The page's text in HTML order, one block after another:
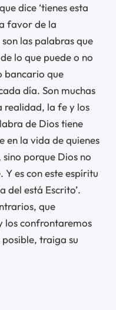
dice ‘tienes esta
favor de la
las palabras que
lo que puede o no
bancario que
día. Son muchas
realidad, la fe y los
de Dios tiene
en la vida de quienes
porque Dios no
es con este espíritu
del está Escrito’.
que
los confrontaremos
posible, traiga su